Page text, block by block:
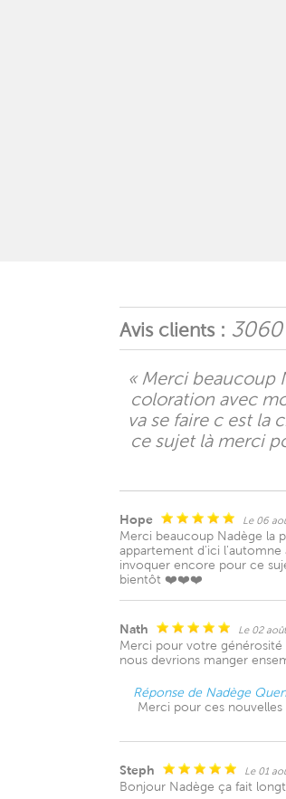
Avis clients : 3060
« Merci beaucoup
coloration avec
va se faire c est la
ce sujet là merci
Hope Le 06
Merci beaucoup Nadège la
appartement d'ici l'automne
invoquer encore pour ce
bientôt ❤️❤️❤️
Nath Le 02
Merci pour votre générosité
nous devrions manger
Réponse de Nadège
Merci pour ces
Steph Le 01
Bonjour Nadège ça fait